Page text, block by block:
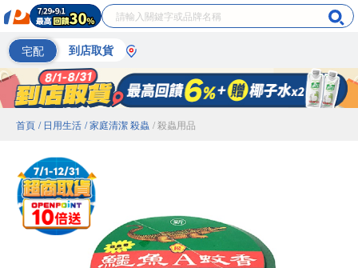
宅配 到店取貨
首頁 / 日用生活 / 家庭清潔 殺蟲 / 殺蟲用品